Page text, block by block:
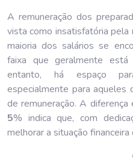
A remuneração dos
vista como insatisfatória pela
maioria dos salários se
faixa que geralmente está
entanto, há espaço
especialmente para aqueles
de remuneração. A
5% indica que, com
melhorar a situação